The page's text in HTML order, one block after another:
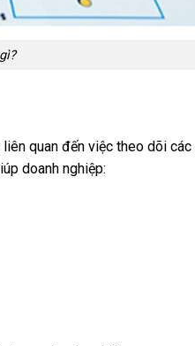
quan đến việc theo dõi
doanh nghiệp: